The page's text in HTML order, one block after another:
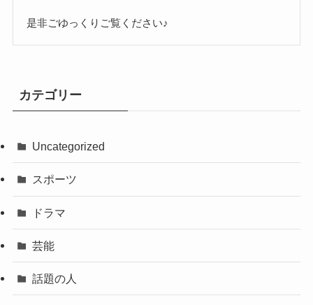
是非ごゆっくりご覧ください♪
カテゴリー
Uncategorized
スポーツ
ドラマ
芸能
話題の人